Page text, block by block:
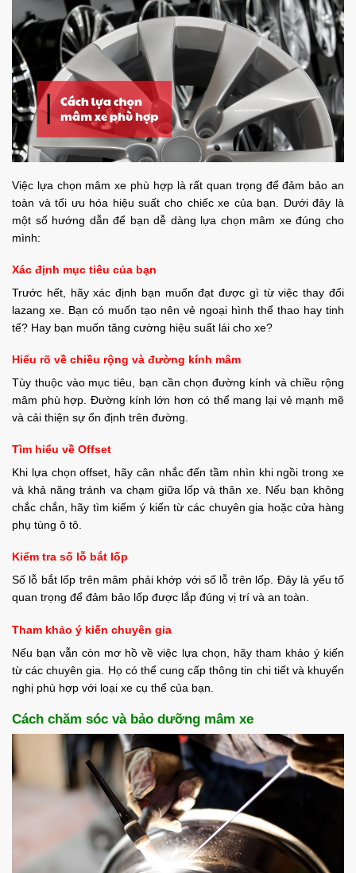
Việc lựa chọn mâm xe phù hợp là rất quan trọng để đảm bảo an
toàn và tối ưu hóa hiệu suất cho chiếc xe của bạn. Dưới đây là
một số hướng dẫn để bạn dễ dàng lựa chọn mâm xe đúng cho
mình:
Xác định mục tiêu của bạn
Trước hết, hãy xác định bạn muốn đạt được gì từ việc thay đổi
lazang xe. Bạn có muốn tạo nên vẻ ngoại hình thể thao hay tinh
tế? Hay bạn muốn tăng cường hiệu suất lái cho xe?
Hiểu rõ về chiều rộng và đường kính mâm
Tùy thuộc vào mục tiêu, bạn cần chọn đường kính và chiều rộng
mâm phù hợp. Đường kính lớn hơn có thể mang lại vẻ mạnh mẽ
và cải thiện sự ổn định trên đường.
Tìm hiểu về Offset
Khi lựa chọn offset, hãy cân nhắc đến tầm nhìn khi ngồi trong xe
và khả năng tránh va chạm giữa lốp và thân xe. Nếu bạn không
chắc chắn, hãy tìm kiếm ý kiến từ các chuyên gia hoặc cửa hàng
phụ tùng ô tô.
Kiểm tra số lỗ bắt lốp
Số lỗ bắt lốp trên mâm phải khớp với số lỗ trên lốp. Đây là yếu tố
quan trọng để đảm bảo lốp được lắp đúng vị trí và an toàn.
Tham khảo ý kiến chuyên gia
Nếu bạn vẫn còn mơ hồ về việc lựa chọn, hãy tham khảo ý kiến
từ các chuyên gia. Họ có thể cung cấp thông tin chi tiết và khuyến
nghị phù hợp với loại xe cụ thể của bạn.
Cách chăm sóc và bảo dưỡng mâm xe